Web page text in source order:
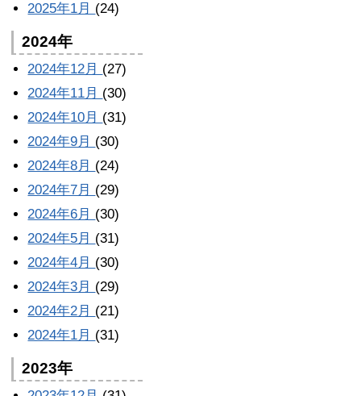
2025年1月 (24)
2024年
2024年12月 (27)
2024年11月 (30)
2024年10月 (31)
2024年9月 (30)
2024年8月 (24)
2024年7月 (29)
2024年6月 (30)
2024年5月 (31)
2024年4月 (30)
2024年3月 (29)
2024年2月 (21)
2024年1月 (31)
2023年